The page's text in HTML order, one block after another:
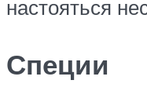
настояться
Специи